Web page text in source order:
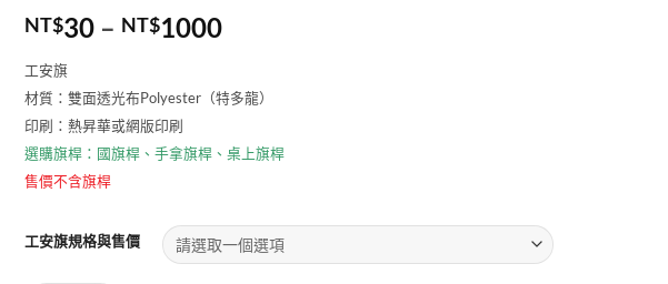
NT$30 – NT$1000價
圍：
到
工安旗
材質：雙面透光布Polyester（特多龍）
印刷：熱昇華或網版印刷
選購旗桿： 國旗桿 、手拿旗桿 、桌上旗桿
售價不含旗桿
工安旗規格與售價